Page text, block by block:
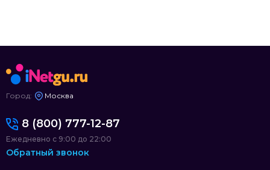
Город: Москва
8 (800) 777-12-87
Ежедневно с 9:00 до 22:00
Обратный звонок